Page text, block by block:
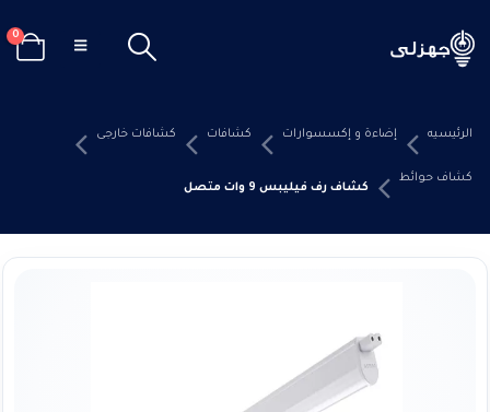
0
الرئيسيه إضاءة و إكسسوارات كشافات كشافات خارجى
كشاف حوائط
كشاف رف فيليبس 9 وات متصل